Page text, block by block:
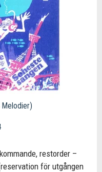
Melodier)
restorder –
för utgången